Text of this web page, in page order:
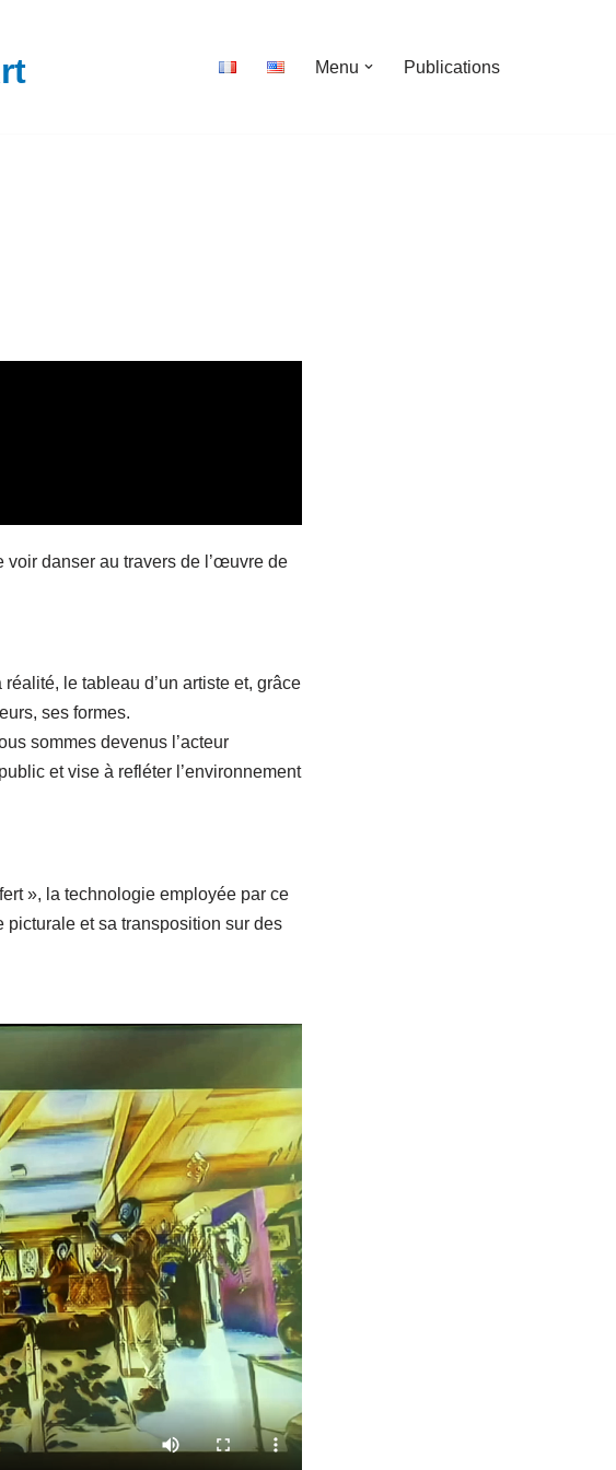
Menu Publications
danser au travers de l’œuvre de
le tableau d’un artiste et, grâce
ses formes.
sommes devenus l’acteur
et vise à refléter l’environnement
», la technologie employée par ce
et sa transposition sur des